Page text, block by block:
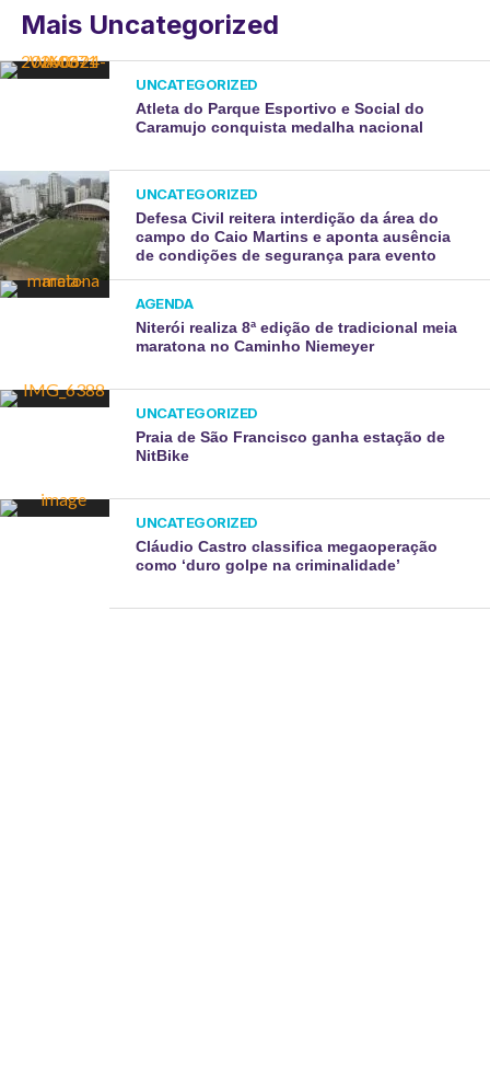
Mais Uncategorized
UNCATEGORIZED
Atleta do Parque Esportivo e Social do
Caramujo conquista medalha nacional
UNCATEGORIZED
Defesa Civil reitera interdição da área do
campo do Caio Martins e aponta ausência
de condições de segurança para evento
AGENDA
Niterói realiza 8ª edição de tradicional meia
maratona no Caminho Niemeyer
UNCATEGORIZED
Praia de São Francisco ganha estação de
NitBike
UNCATEGORIZED
Cláudio Castro classifica megaoperação
como ‘duro golpe na criminalidade’